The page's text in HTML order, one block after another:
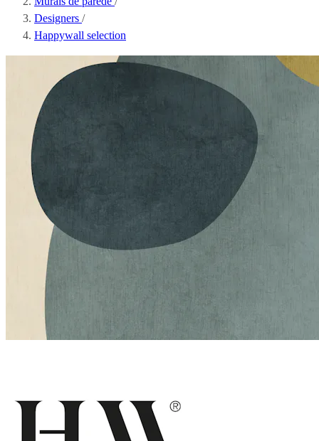
Designers /
Happywall selection